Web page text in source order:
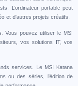
L’ordinateur portable peut
et d'autres projets créatifs.
Vous pouvez utiliser le MSI
vos solutions IT, vos
services. Le MSI Katana
ou des séries, l’édition de